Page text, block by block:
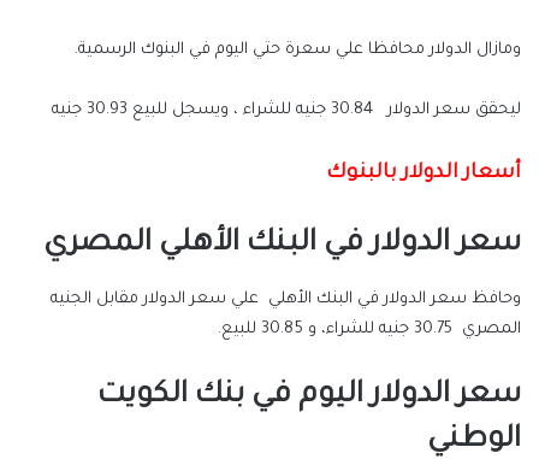
ومازال الدولار محافظا علي سعرة حتي اليوم في البنوك الرسمية.
ليحقق سعر الدولار 30.84 جنيه للشراء ، ويسجل للبيع 30.93 جنيه
أسعار الدولار بالبنوك
سعر الدولار في البنك الأهلي المصري
وحافظ سعر الدولار في البنك الأهلي علي سعر الدولار مقابل الجنيه
المصري 30.75 جنيه للشراء، و 30.85 للبيع.
سعر الدولار اليوم في بنك الكويت
الوطني